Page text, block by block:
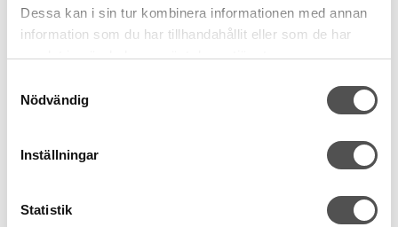
Dessa kan i sin tur kombinera informationen med annan
information som du har tillhandahållit eller som de har
samlat in när du har använt deras tjänster.
Nödvändig
Inställningar
Statistik
Trädning: På grund av trådens fluffiga struktur
rekommenderas att du använder Baby Locks medföljande
Strykning:
Eftersom tråden är tillverkad i nylon är den
strykduk över sömmarna för att undvika att tråden smälter.
Material: